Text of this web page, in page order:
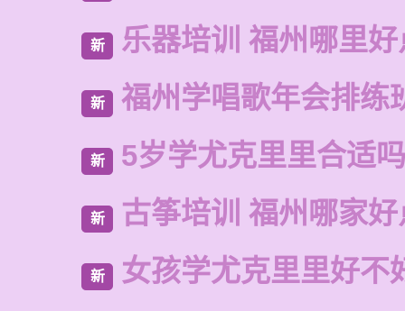
新 乐器培训 福州哪里
新 福州学唱歌年会排练
新 5岁学尤克里里合适吗
新 古筝培训 福州哪家好
新 女孩学尤克里里好不